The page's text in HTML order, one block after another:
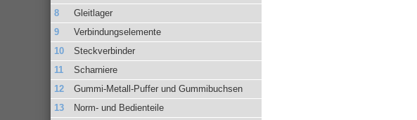
Gleitlager
Verbindungselemente
Steckverbinder
Scharniere
Gummi-Metall-Puffer und Gummibuchsen
Norm- und Bedienteile